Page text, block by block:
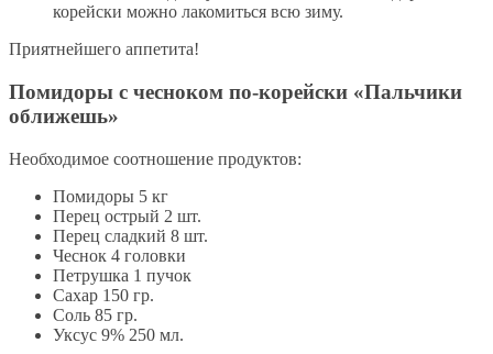
корейски можно лакомиться всю зиму.
Приятнейшего аппетита!
Помидоры с чесноком по-корейски «Пальчики
оближешь»
Необходимое соотношение продуктов:
Помидоры 5 кг
Перец острый 2 шт.
Перец сладкий 8 шт.
Чеснок 4 головки
Петрушка 1 пучoк
Сахар 150 гр.
Соль 85 гр.
Уксус 9% 250 мл.